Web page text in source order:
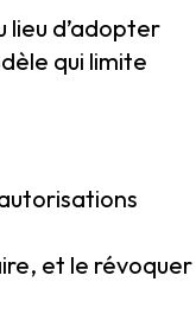
lieu d’adopter
qui limite
et le révoquer